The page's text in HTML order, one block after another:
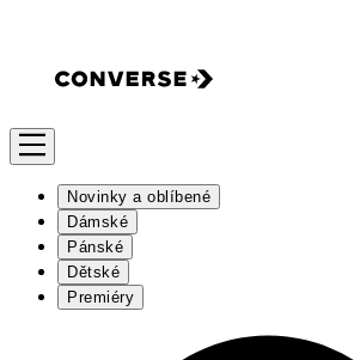
Novinky a oblíbené
Dámské
Pánské
Dětské
Premiéry